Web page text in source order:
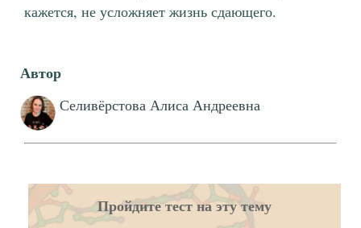
кажется, не усложняет жизнь сдающего.
Автор
Селивёрстова Алиса Андреевна
Пройдите тест на эту тему